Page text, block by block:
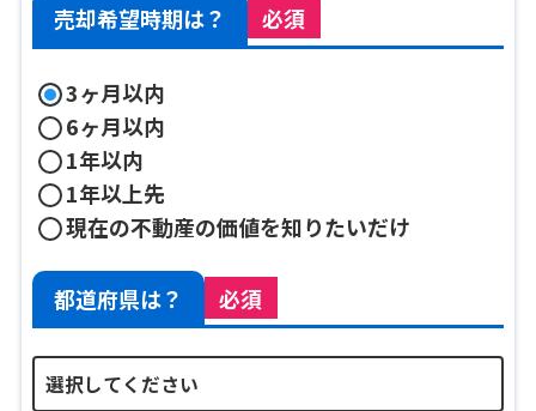
売却希望時期は？ 必須
3ヶ月以内
6ヶ月以内
1年以内
1年以上先
現在の不動産の価値を知りたいだけ
都道府県は？ 必須